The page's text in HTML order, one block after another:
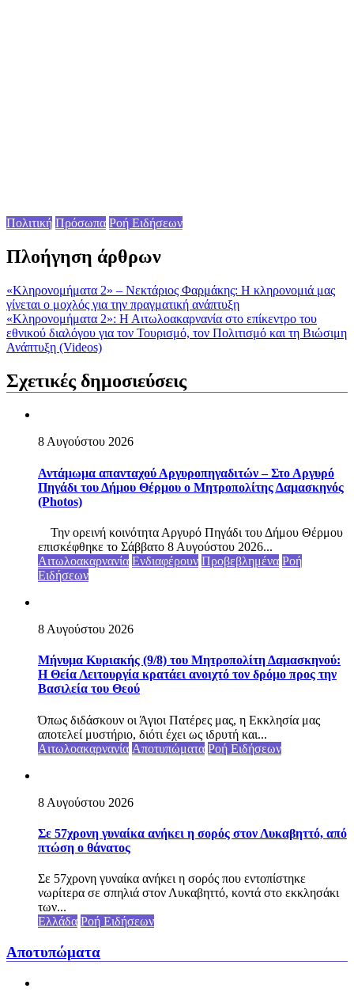
Πολιτική Πρόσωπα Ροή Ειδήσεων
Πλοήγηση άρθρων
«Κληρονομήματα 2» – Nεκτάριος Φαρμάκης: Η κληρονομιά μας
γίνεται ο μοχλός για την πραγματική ανάπτυξη
«Κληρονομήματα 2»: Η Αιτωλοακαρνανία στο επίκεντρο του
εθνικού διαλόγου για τον Τουρισμό, τον Πολιτισμό και τη Βιώσιμη
Ανάπτυξη (Videos)
Σχετικές δημοσιεύσεις
8 Αυγούστου 2026
Αντάμωμα απανταχού Αργυροπηγαδιτών – Στο Αργυρό
Πηγάδι του Δήμου Θέρμου ο Μητροπολίτης Δαμασκηνός
(Photos)
Την ορεινή κοινότητα Αργυρό Πηγάδι του Δήμου Θέρμου
επισκέφθηκε το Σάββατο 8 Αυγούστου 2026...
Αιτωλοακαρνανία Ενδιαφέρουν Προβεβλημένα Ροή
Ειδήσεων
8 Αυγούστου 2026
Μήνυμα Κυριακής (9/8) του Μητροπολίτη Δαμασκηνού:
Η Θεία Λειτουργία κρατάει ανοιχτό τον δρόμο προς την
Βασιλεία του Θεού
Όπως διδάσκουν οι Άγιοι Πατέρες μας, η Εκκλησία μας
αποτελεί μυστήριο, διότι έχει ως ιδρυτή και...
Αιτωλοακαρνανία Αποτυπώματα Ροή Ειδήσεων
8 Αυγούστου 2026
Σε 57χρονη γυναίκα ανήκει η σορός στον Λυκαβηττό, από
πτώση ο θάνατος
Σε 57χρονη γυναίκα ανήκει η σορός που εντοπίστηκε
νωρίτερα σε σπηλιά στον Λυκαβηττό, κοντά στο εκκλησάκι
των...
Ελλάδα Ροή Ειδήσεων
Αποτυπώματα